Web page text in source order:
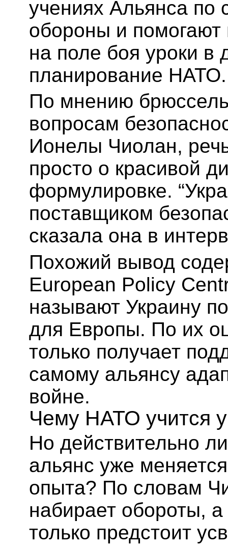
учениях Альянса по
обороны и помогают
на поле боя уроки в
планирование НАТО.
По мнению
вопросам
Ионелы Чиолан,
просто о красивой
формулировке.
поставщиком
сказала она в
Похожий вывод
European Policy
называют Украину
для Европы. По их
только получает
самому альянсу
войне.
Чему НАТО учится
Но действительно
альянс уже
опыта? По словам
набирает обороты,
только предстоит